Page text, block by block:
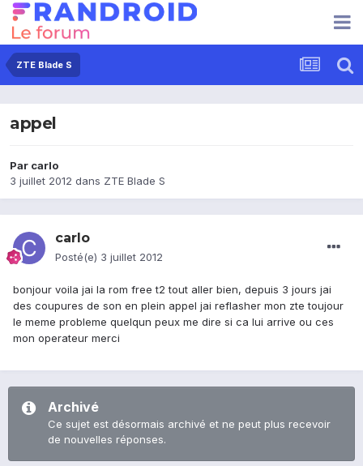
ZTE Blade S
appel
Par carlo
3 juillet 2012 dans ZTE Blade S
carlo
Posté(e) 3 juillet 2012
bonjour voila jai la rom free t2 tout aller bien, depuis 3 jours jai
des coupures de son en plein appel jai reflasher mon zte toujour
le meme probleme quelqun peux me dire si ca lui arrive ou ces
mon operateur merci
Archivé
Ce sujet est désormais archivé et ne peut plus recevoir
de nouvelles réponses.